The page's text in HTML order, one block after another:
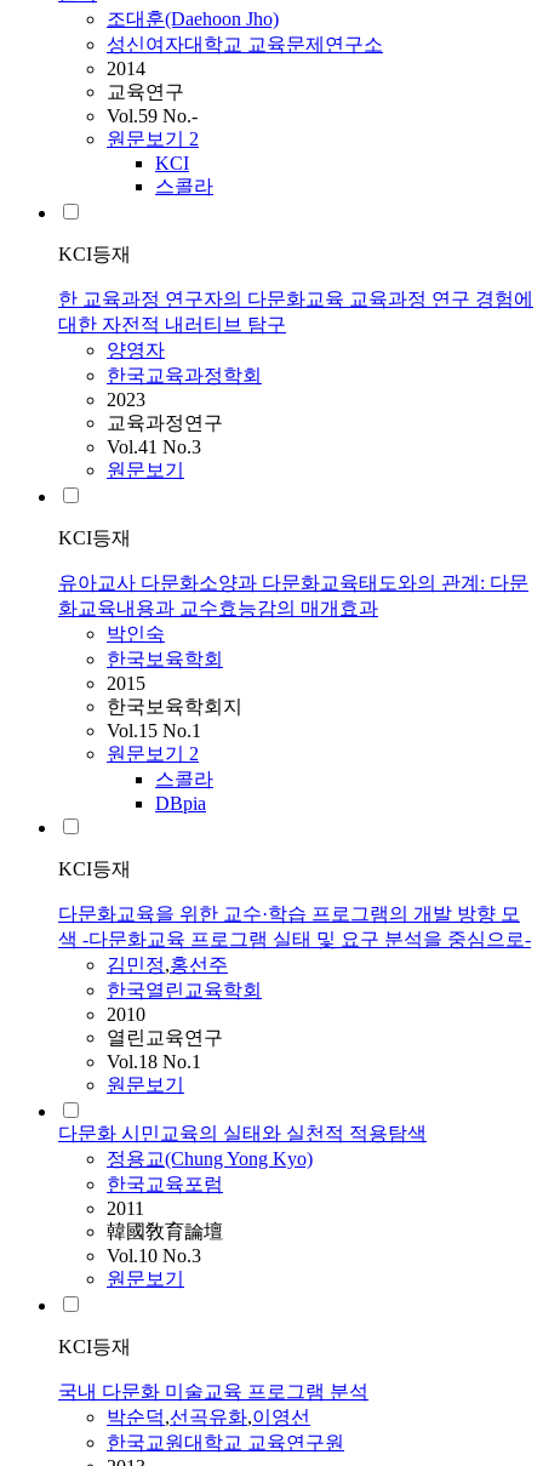
조대훈(Daehoon Jho)
성신여자대학교 교육문제연구소
2014
교육연구
Vol.59 No.-
원문보기 2
KCI
스콜라
KCI등재
한 교육과정 연구자의 다문화교육 교육과정 연구 경험에
대한 자전적 내러티브 탐구
양영자
한국교육과정학회
2023
교육과정연구
Vol.41 No.3
원문보기
KCI등재
유아교사 다문화소양과 다문화교육태도와의 관계: 다문
화교육내용과 교수효능감의 매개효과
박인숙
한국보육학회
2015
한국보육학회지
Vol.15 No.1
원문보기 2
스콜라
DBpia
KCI등재
다문화교육을 위한 교수·학습 프로그램의 개발 방향 모
색 -다문화교육 프로그램 실태 및 요구 분석을 중심으로-
김민정,홍선주
한국열린교육학회
2010
열린교육연구
Vol.18 No.1
원문보기
다문화 시민교육의 실태와 실천적 적용탐색
정용교(Chung Yong Kyo)
한국교육포럼
2011
韓國敎育論壇
Vol.10 No.3
원문보기
KCI등재
국내 다문화 미술교육 프로그램 분석
박순덕,선곡유화,이영선
한국교원대학교 교육연구원